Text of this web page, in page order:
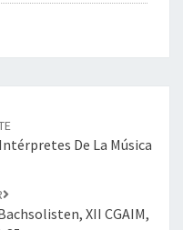
De La Música
XII CGAIM,